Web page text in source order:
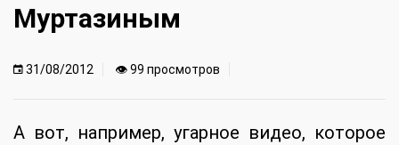
Муртазиным
31/08/2012 👁 99 просмотров
А вот, например, угарное видео, которое